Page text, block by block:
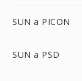
SUN a PICON
SUN a PSD